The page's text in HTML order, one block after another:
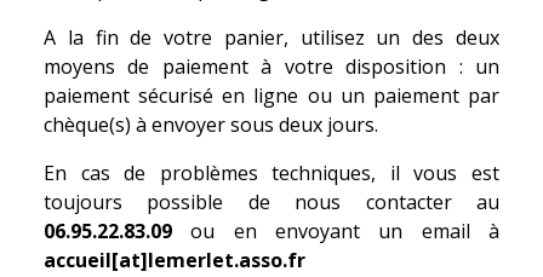
A la fin de votre panier, utilisez un des deux
moyens de paiement à votre disposition : un
paiement sécurisé en ligne ou un paiement par
chèque(s) à envoyer sous deux jours.
En cas de problèmes techniques, il vous est
toujours possible de nous contacter au
06.95.22.83.09 ou en envoyant un email à
accueil[at]lemerlet.asso.fr